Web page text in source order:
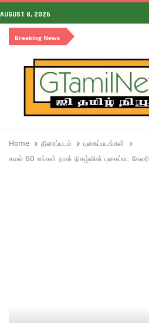
AUGUST 8, 2026
Breaking News
Home திரைப்படம்
புகைப்படங்கள்
கமல் 60 உங்கள் நான் நிகழ்வின் புகைப்பட கேலரி